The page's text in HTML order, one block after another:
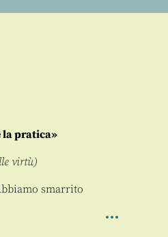
la pratica»
virtù)
smarrito